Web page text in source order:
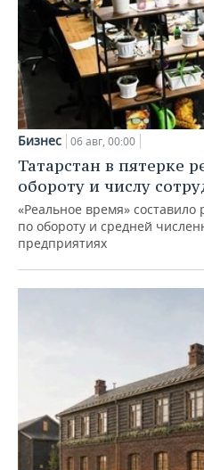
Бизнес 06 авг, 00:00
Татарстан в пятерке
обороту и числу
«Реальное время» составило
по обороту и средней
предприятиях